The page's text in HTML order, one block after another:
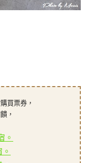
買票券，
，
。